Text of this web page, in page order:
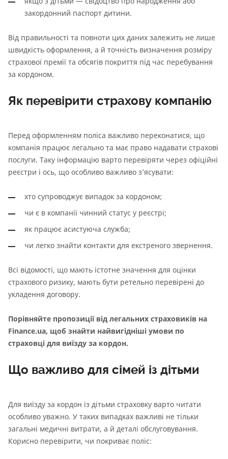
закордонний паспорт дитини.
Від правильності та повноти цих даних залежить не лише
швидкість оформлення, а й точність визначення розміру
страхової премії та обсягів покриття під час перебування
за кордоном.
Як перевірити страхову компанію
Перед оформленням поліса важливо переконатися, що
компанія працює легально та має право надавати страхові
послуги. Таку інформацію варто перевіряти через офіційні
реєстри і ось, що особливо важливо з’ясувати:
хто супроводжує випадок за кордоном;
чи є в компанії чинний статус у реєстрі;
як працює асистуюча служба;
чи легко знайти контакти для екстреного звернення.
Всі відомості, що мають істотне значення для оцінки
страхового ризику, мають бути ретельно перевірені до
укладення договору.
Порівняйте пропозиції від легальних страховиків на
Finance.ua, щоб знайти найвигідніші умови по
страховці для виїзду за кордон.
Що важливо для сімей із дітьми
Для виїзду за кордон із дітьми страховку варто читати
особливо уважно. У таких випадках важливі не тільки
загальні медичні витрати, а й деталі обслуговування.
Корисно перевірити, чи покриває поліс: